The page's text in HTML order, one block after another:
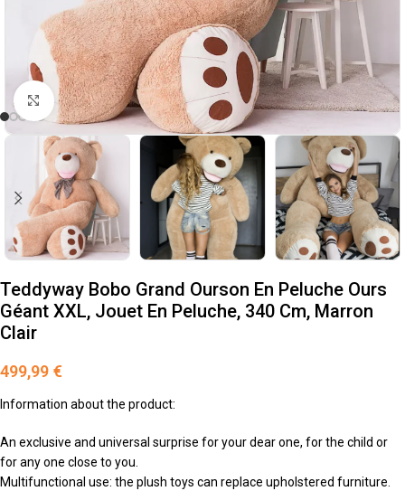
Cliquez pour agrandir
Teddyway Bobo Grand Ourson En Peluche Ours
Géant XXL, Jouet En Peluche, 340 Cm, Marron
Clair
499,99 €
Information about the product:
An exclusive and universal surprise for your dear one, for the child or
for any one close to you.
Multifunctional use: the plush toys can replace upholstered furniture.